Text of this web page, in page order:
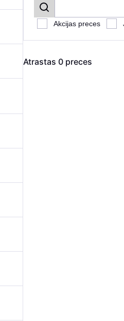
Akcijas preces
Atrastas 0preces